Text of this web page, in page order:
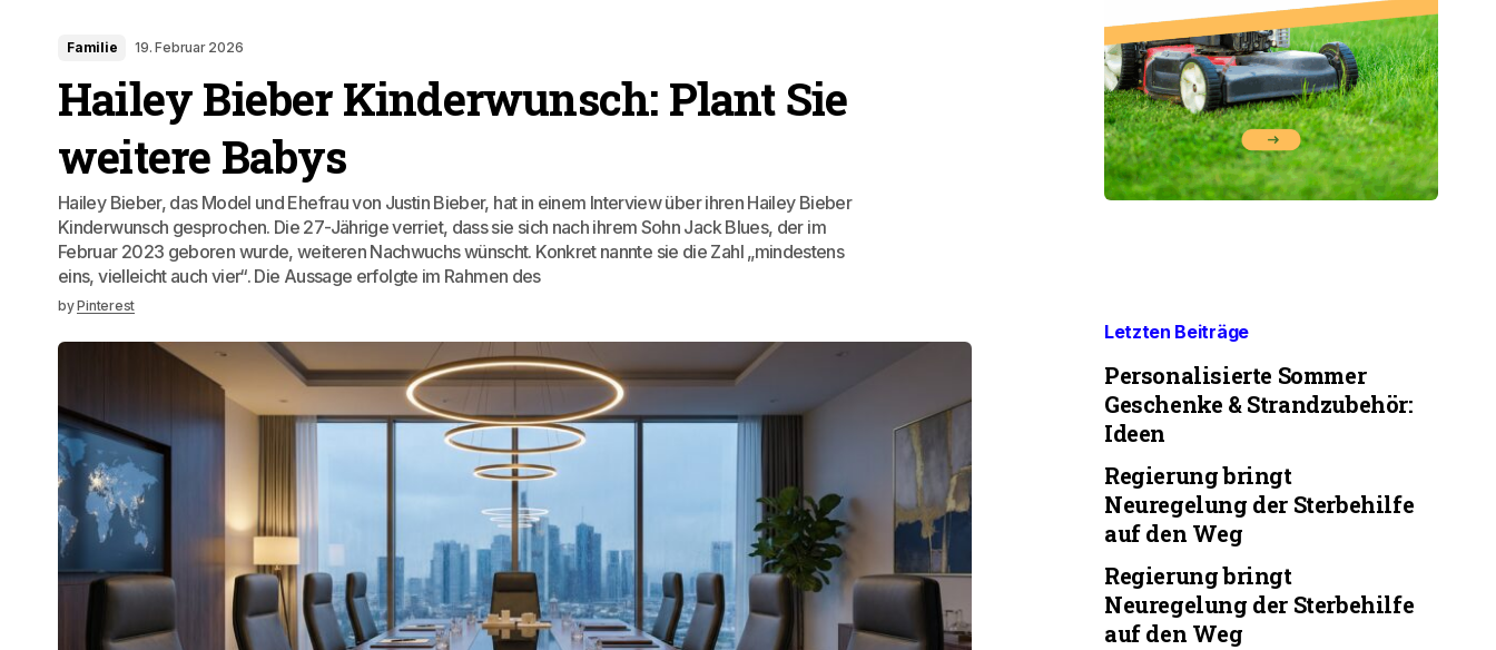
Familie 19. Februar 2026
Hailey Bieber Kinderwunsch: Plant Sie
weitere Babys
Hailey Bieber, das Model und Ehefrau von Justin Bieber, hat in einem Interview über ihren Hailey Bieber
Kinderwunsch gesprochen. Die 27-Jährige verriet, dass sie sich nach ihrem Sohn Jack Blues, der im
Februar 2023 geboren wurde, weiteren Nachwuchs wünscht. Konkret nannte sie die Zahl „mindestens
eins, vielleicht auch vier“. Die Aussage erfolgte im Rahmen des
byPinterest
Letzten Beiträge
Personalisierte Sommer
Geschenke & Strandzubehör:
Ideen
Regierung bringt
Neuregelung der Sterbehilfe
auf den Weg
Regierung bringt
Neuregelung der Sterbehilfe
auf den Weg